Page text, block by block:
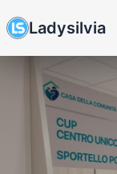
Ladysilvia